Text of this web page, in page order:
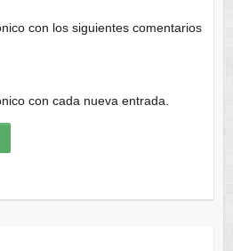
con los siguientes comentarios
con cada nueva entrada.